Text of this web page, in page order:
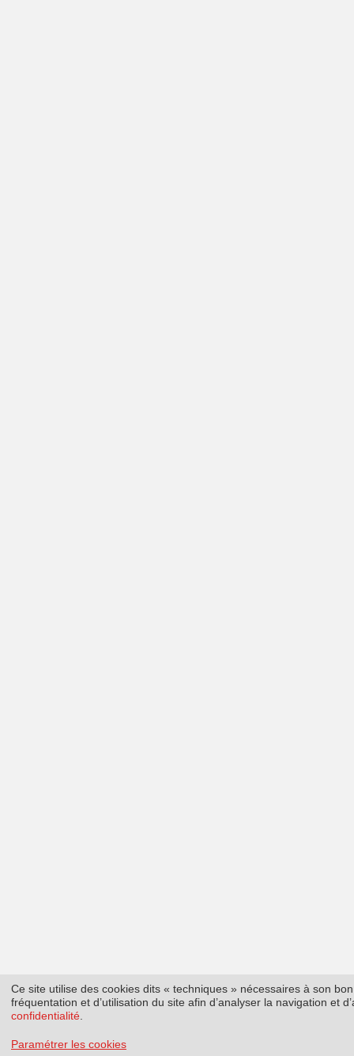
Ce site utilise des cookies dits « techniques » nécessaires à son
fréquentation et d’utilisation du site afin d’analyser la navigation et
confidentialité
Paramétrer les cookies